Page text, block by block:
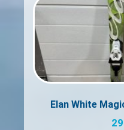
Elan White